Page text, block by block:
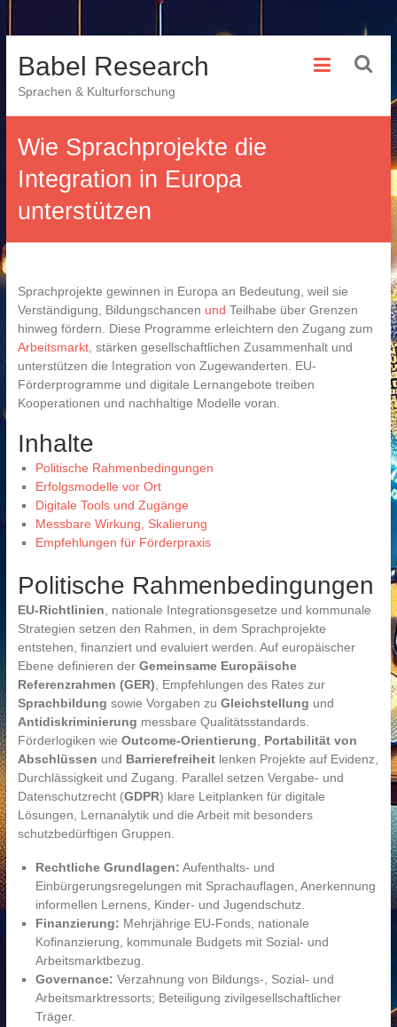
Babel Research
Sprachen & Kulturforschung
Wie Sprachprojekte die
Integration in Europa
unterstützen
Sprachprojekte gewinnen in Europa an Bedeutung, weil sie
Verständigung, Bildungschancen und Teilhabe über Grenzen
hinweg fördern. Diese Programme erleichtern den Zugang zum
Arbeitsmarkt, stärken gesellschaftlichen Zusammenhalt und
unterstützen die Integration von Zugewanderten. EU-
Förderprogramme und digitale Lernangebote treiben
Kooperationen und nachhaltige Modelle voran.
Inhalte
Politische Rahmenbedingungen
Erfolgsmodelle vor Ort
Digitale Tools und Zugänge
Messbare Wirkung, Skalierung
Empfehlungen für Förderpraxis
Politische Rahmenbedingungen
EU-Richtlinien , nationale Integrationsgesetze und kommunale
Strategien setzen den Rahmen, in dem Sprachprojekte
entstehen, finanziert und evaluiert werden. Auf europäischer
Ebene definieren der Gemeinsame Europäische
Referenzrahmen (GER) , Empfehlungen des Rates zur
Sprachbildung sowie Vorgaben zu Gleichstellung und
Antidiskriminierung messbare Qualitätsstandards.
Förderlogiken wie Outcome-Orientierung
Portabilität von
Abschlüssen und Barrierefreiheitlenken Projekte auf Evidenz,
Durchlässigkeit und Zugang. Parallel setzen Vergabe- und
Datenschutzrecht (GDPR) klare Leitplanken für digitale
Lösungen, Lernanalytik und die Arbeit mit besonders
schutzbedürftigen Gruppen.
Rechtliche Grundlagen: Aufenthalts- und
Einbürgerungsregelungen mit Sprachauflagen, Anerkennung
informellen Lernens, Kinder- und Jugendschutz.
Finanzierung: Mehrjährige EU-Fonds, nationale
Kofinanzierung, kommunale Budgets mit Sozial- und
Arbeitsmarktbezug.
Governance: Verzahnung von Bildungs-, Sozial- und
Arbeitsmarktressorts; Beteiligung zivilgesellschaftlicher
Träger.